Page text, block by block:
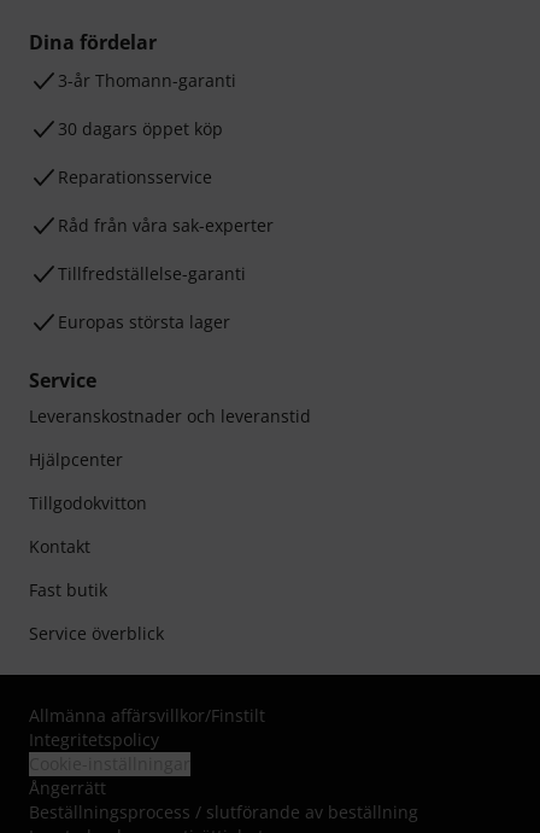
Dina fördelar
3-år Thomann-garanti
30 dagars öppet köp
Reparationsservice
Råd från våra sak-experter
Tillfredställelse-garanti
Europas största lager
Service
Leveranskostnader och leveranstid
Hjälpcenter
Tillgodokvitton
Kontakt
Fast butik
Service överblick
Allmänna affärsvillkor/Finstilt
Integritetspolicy
Ångerrätt
Beställningsprocess / slutförande av beställning